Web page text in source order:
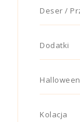
Deser /
Dodatki
Halloween
Kolacja